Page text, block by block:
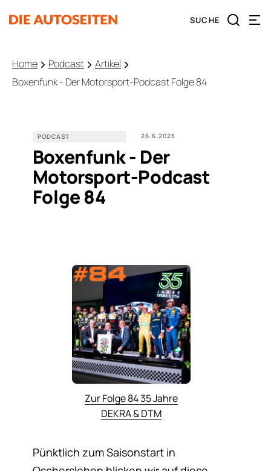
Home Podcast
Artikel
Boxenfunk - Der Motorsport-Podcast Folge 84
PODCAST 26.6.2025
Boxenfunk - Der
Motorsport-Podcast
Folge 84
Zur Folge 84 35 Jahre
DEKRA & DTM
Pünktlich zum Saisonstart in